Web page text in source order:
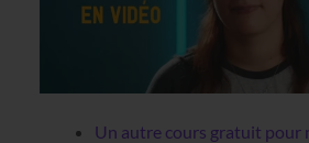
Un autre cours gratuit pour